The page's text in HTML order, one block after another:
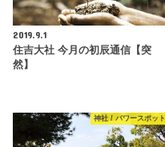
2019.9.1
住吉大社 今月の初辰通信【突
然】
神社 / パワースポット